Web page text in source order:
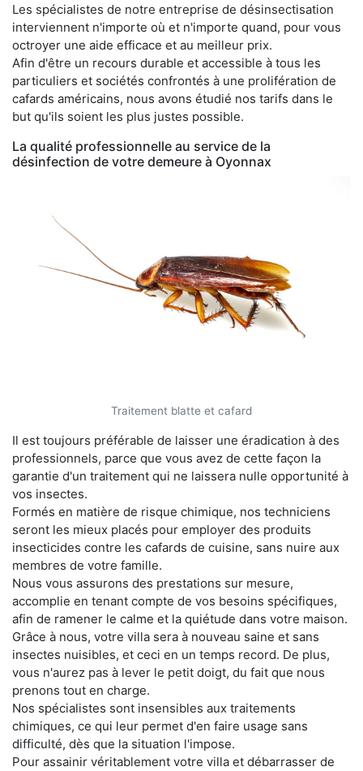
Les spécialistes de notre entreprise de désinsectisation
interviennent n'importe où et n'importe quand, pour vous
octroyer une aide efficace et au meilleur prix.
Afin d'être un recours durable et accessible à tous les
particuliers et sociétés confrontés à une prolifération de
cafards américains, nous avons étudié nos tarifs dans le
but qu'ils soient les plus justes possible.
La qualité professionnelle au service de la
désinfection de votre demeure à Oyonnax
Traitement blatte et cafard
Il est toujours préférable de laisser une éradication à des
professionnels, parce que vous avez de cette façon la
garantie d'un traitement qui ne laissera nulle opportunité à
vos insectes.
Formés en matière de risque chimique, nos techniciens
seront les mieux placés pour employer des produits
insecticides contre les cafards de cuisine, sans nuire aux
membres de votre famille.
Nous vous assurons des prestations sur mesure,
accomplie en tenant compte de vos besoins spécifiques,
afin de ramener le calme et la quiétude dans votre maison.
Grâce à nous, votre villa sera à nouveau saine et sans
insectes nuisibles, et ceci en un temps record. De plus,
vous n'aurez pas à lever le petit doigt, du fait que nous
prenons tout en charge.
Nos spécialistes sont insensibles aux traitements
chimiques, ce qui leur permet d'en faire usage sans
difficulté, dès que la situation l'impose.
Pour assainir véritablement votre villa et débarrasser de